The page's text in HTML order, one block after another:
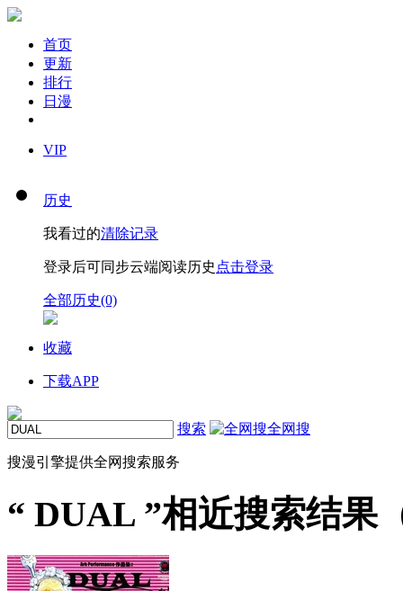
首页
更新
排行
日漫
VIP
历史
我看过的清除记录
登录后可同步云端阅读历史 点击登录
全部历史(0)
收藏
下载APP
搜索 全网搜
搜漫引擎提供全网搜索服务
“ DUAL ”相近搜索结果